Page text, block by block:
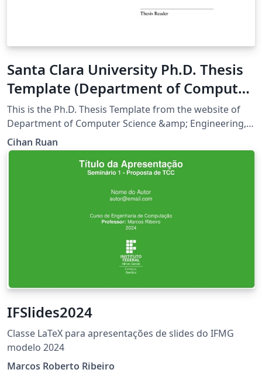
Santa Clara University Ph.D. Thesis
Template (Department of Computer
Science & Engineering)
This is the Ph.D. Thesis Template from the website of
Department of Computer Science &amp; Engineering,
Santa Clara University. Converted from word file into
Overleaf. （Original Published:
https://www.scu.edu/engineering/current-student-
resources/current-phd-students/department-
Cihan Ruan
IFSlides2024
Classe LaTeX para apresentações de slides do IFMG
modelo 2024
Marcos Roberto Ribeiro